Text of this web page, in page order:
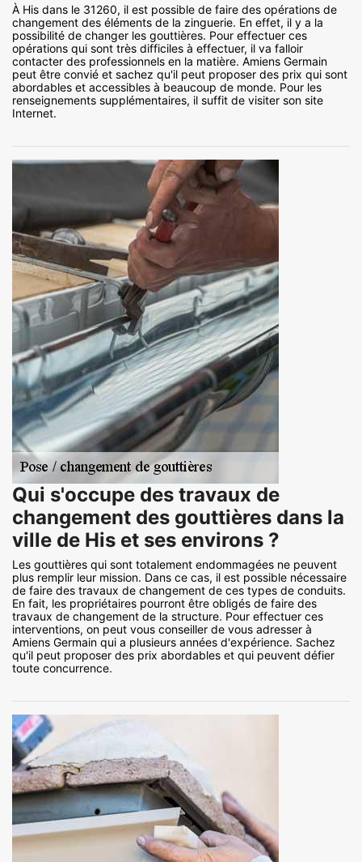
À His dans le 31260, il est possible de faire des opérations de
changement des éléments de la zinguerie. En effet, il y a la
possibilité de changer les gouttières. Pour effectuer ces
opérations qui sont très difficiles à effectuer, il va falloir
contacter des professionnels en la matière. Amiens Germain
peut être convié et sachez qu'il peut proposer des prix qui sont
abordables et accessibles à beaucoup de monde. Pour les
renseignements supplémentaires, il suffit de visiter son site
Internet.
Qui s'occupe des travaux de
changement des gouttières dans la
ville de His et ses environs ?
Les gouttières qui sont totalement endommagées ne peuvent
plus remplir leur mission. Dans ce cas, il est possible nécessaire
de faire des travaux de changement de ces types de conduits.
En fait, les propriétaires pourront être obligés de faire des
travaux de changement de la structure. Pour effectuer ces
interventions, on peut vous conseiller de vous adresser à
Amiens Germain qui a plusieurs années d'expérience. Sachez
qu'il peut proposer des prix abordables et qui peuvent défier
toute concurrence.